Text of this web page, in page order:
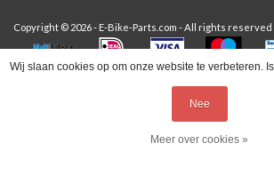
Copyright © 2026 - E-Bike-Parts.com - All rights reserved
Wij slaan cookies op om onze website te verbeteren.
Nee
Meer over cookies »